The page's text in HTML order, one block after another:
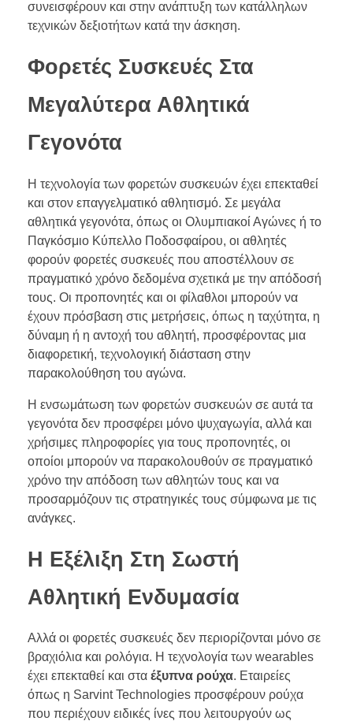
συνεισφέρουν και στην ανάπτυξη των κατάλληλων
τεχνικών δεξιοτήτων κατά την άσκηση.
Φορετές Συσκευές Στα
Μεγαλύτερα Αθλητικά
Γεγονότα
Η τεχνολογία των φορετών συσκευών έχει επεκταθεί
και στον επαγγελματικό αθλητισμό. Σε μεγάλα
αθλητικά γεγονότα, όπως οι Ολυμπιακοί Αγώνες ή το
Παγκόσμιο Κύπελλο Ποδοσφαίρου, οι αθλητές
φορούν φορετές συσκευές που αποστέλλουν σε
πραγματικό χρόνο δεδομένα σχετικά με την απόδοσή
τους. Οι προπονητές και οι φίλαθλοι μπορούν να
έχουν πρόσβαση στις μετρήσεις, όπως η ταχύτητα, η
δύναμη ή η αντοχή του αθλητή, προσφέροντας μια
διαφορετική, τεχνολογική διάσταση στην
παρακολούθηση του αγώνα.
Η ενσωμάτωση των φορετών συσκευών σε αυτά τα
γεγονότα δεν προσφέρει μόνο ψυχαγωγία, αλλά και
χρήσιμες πληροφορίες για τους προπονητές, οι
οποίοι μπορούν να παρακολουθούν σε πραγματικό
χρόνο την απόδοση των αθλητών τους και να
προσαρμόζουν τις στρατηγικές τους σύμφωνα με τις
ανάγκες.
Η Εξέλιξη Στη Σωστή
Αθλητική Ενδυμασία
Αλλά οι φορετές συσκευές δεν περιορίζονται μόνο σε
βραχιόλια και ρολόγια. Η τεχνολογία των wearables
έχει επεκταθεί και στα έξυπνα ρούχα. Εταιρείες
όπως η Sarvint Technologies προσφέρουν ρούχα
που περιέχουν ειδικές ίνες που λειτουργούν ως